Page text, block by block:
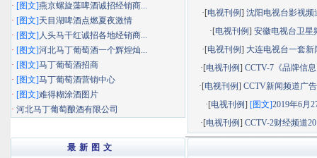
·[电视刊例]沈阳电视台影视频
·[电视刊例] 安徽电视台卫星
·[电视刊例] 大连电视台一套新
·[电视刊例] CCTV-7《品牌信
·[电视刊例]CCTV新闻频道广
·[电视刊例] [图文]2019年6月
·[电视刊例] CCTV-2财经频道
· [图文]燕京螺旋藻啤酒诚招经销商...
· [图文]天目湖啤酒点燃夏夜激情
· [图文] 人头马干红诚招各地经销商...
· [图文]河北马丁葡萄酒一个辉煌灿...
· [图文]马丁葡萄酒招商
· [图文]马丁葡萄酒营销中心
· [图文]难得糊涂酒图片
· 河北马丁葡萄酿酒有限公司
最 新 图 文